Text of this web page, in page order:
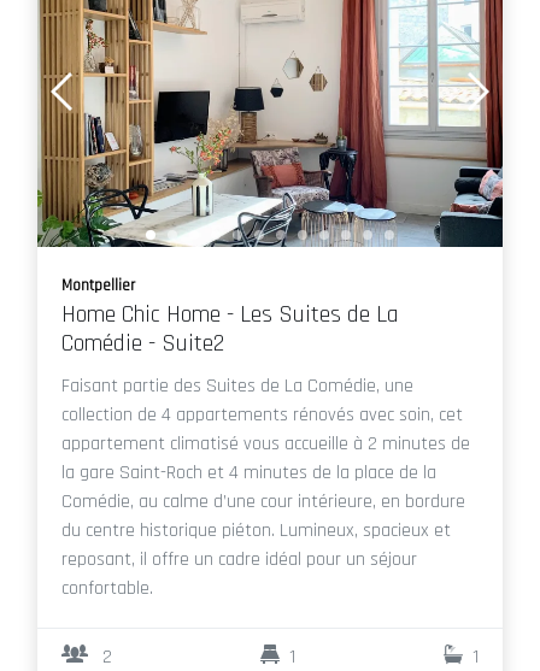
Montpellier
Home Chic Home - Les Suites de La
Comédie - Suite2
Faisant partie des Suites de La Comédie, une
collection de 4 appartements rénovés avec soin, cet
appartement climatisé vous accueille à 2 minutes de
la gare Saint-Roch et 4 minutes de la place de la
Comédie, au calme d’une cour intérieure, en bordure
du centre historique piéton. Lumineux, spacieux et
reposant, il offre un cadre idéal pour un séjour
confortable.
2 1 1